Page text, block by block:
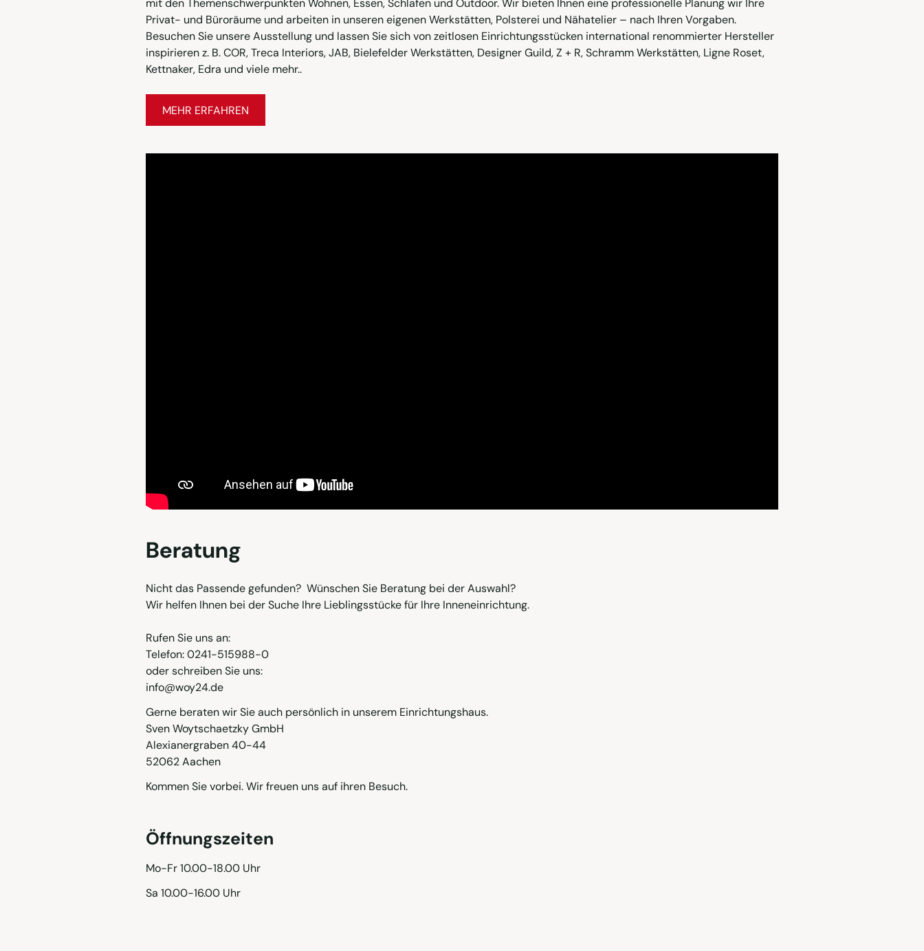
mit den Themenschwerpunkten Wohnen, Essen, Schlafen und Outdoor. Wir bieten Ihnen eine professionelle Planung wir Ihre
Privat- und Büroräume und arbeiten in unseren eigenen Werkstätten, Polsterei und Nähatelier – nach Ihren Vorgaben.
Besuchen Sie unsere Ausstellung und lassen Sie sich von zeitlosen Einrichtungsstücken international renommierter Hersteller
inspirieren z. B. COR, Treca Interiors, JAB, Bielefelder Werkstätten, Designer Guild, Z + R, Schramm Werkstätten, Ligne Roset,
Kettnaker, Edra und viele mehr..
MEHR ERFAHREN
Beratung
Nicht das Passende gefunden? Wünschen Sie Beratung bei der Auswahl?
Wir helfen Ihnen bei der Suche Ihre Lieblingsstücke für Ihre Inneneinrichtung.
Rufen Sie uns an:
Telefon: 0241-515988-0
oder schreiben Sie uns:
info@woy24.de
Gerne beraten wir Sie auch persönlich in unserem Einrichtungshaus.
Sven Woytschaetzky GmbH
Alexianergraben 40-44
52062 Aachen
Kommen Sie vorbei. Wir freuen uns auf ihren Besuch.
Öffnungszeiten
Mo-Fr 10.00-18.00 Uhr
Sa 10.00-16.00 Uhr